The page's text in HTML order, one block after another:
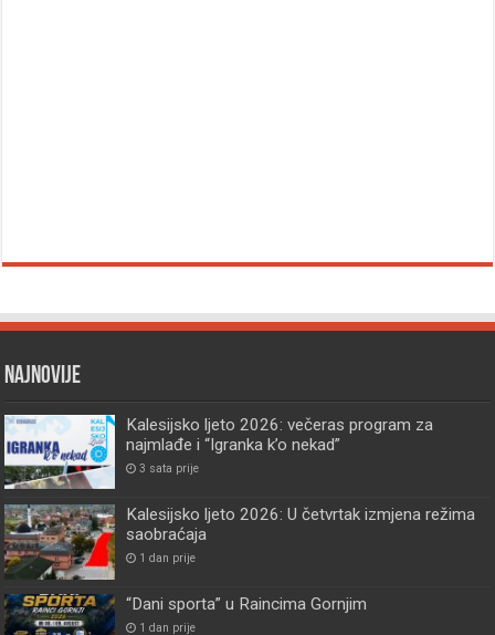
Najnovije
Kalesijsko ljeto 2026: večeras program za
najmlađe i “Igranka k’o nekad”
3 sata prije
Kalesijsko ljeto 2026: U četvrtak izmjena režima
saobraćaja
1 dan prije
“Dani sporta” u Raincima Gornjim
1 dan prije